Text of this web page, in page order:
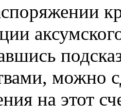
можно
на этот